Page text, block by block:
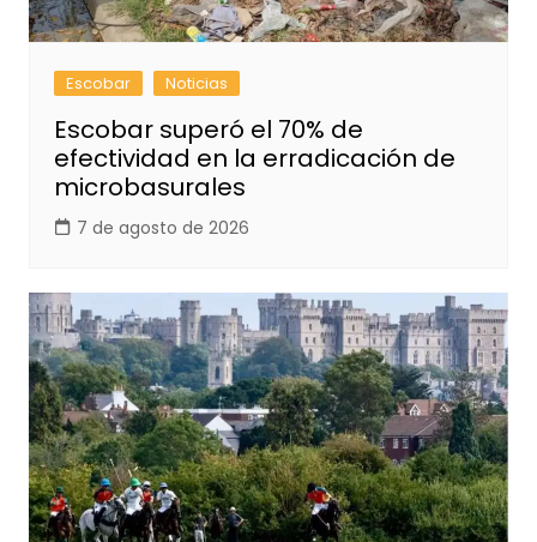
Escobar Noticias
Escobar superó el 70% de
efectividad en la erradicación de
microbasurales
7 de agosto de 2026